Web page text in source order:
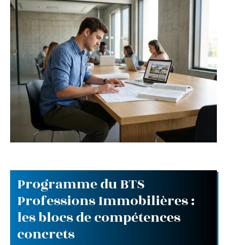
Programme du BTS
Professions Immobilières :
les blocs de compétences
concrets